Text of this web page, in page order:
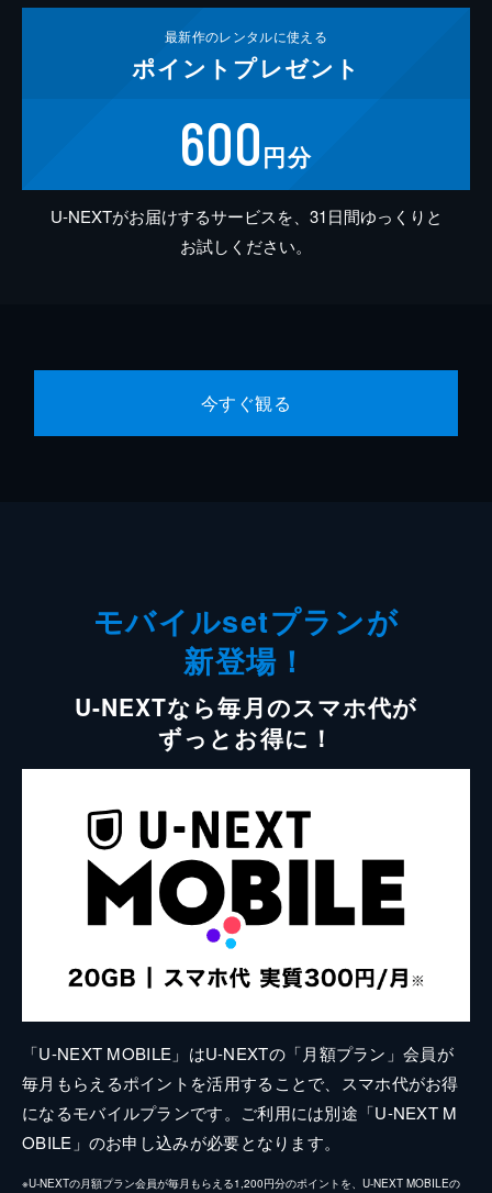
最新作のレンタルに使える
ポイント プレゼント
600円分
U-NEXTがお届けするサービスを、31日間ゆっくりと
お試しください。
今すぐ観る
モバイルsetプランが
新登場！
U-NEXTなら毎月のスマホ代が
ずっとお得に！
「U-NEXT MOBILE」はU-NEXTの「月額プラン」会員が
毎月もらえるポイントを活用することで、スマホ代がお得
になるモバイルプランです。ご利用には別途「U-NEXT M
OBILE」のお申し込みが必要となります。
※U-NEXTの月額プラン会員が毎月もらえる1,200円分のポイントを、U-NEXT MOBILEの